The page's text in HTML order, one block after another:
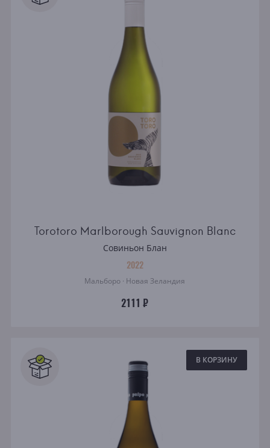
Torotoro Marlborough Sauvignon Blanc
Совиньон Блан
2022
Мальборо · Новая Зеландия
2111 ₽
В КОРЗИНУ